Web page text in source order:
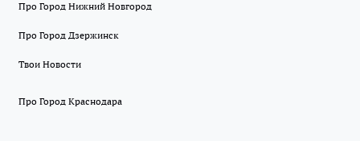
Про Город Нижний Новгород
Про Город Дзержинск
Твои Новости
Про Город Краснодара